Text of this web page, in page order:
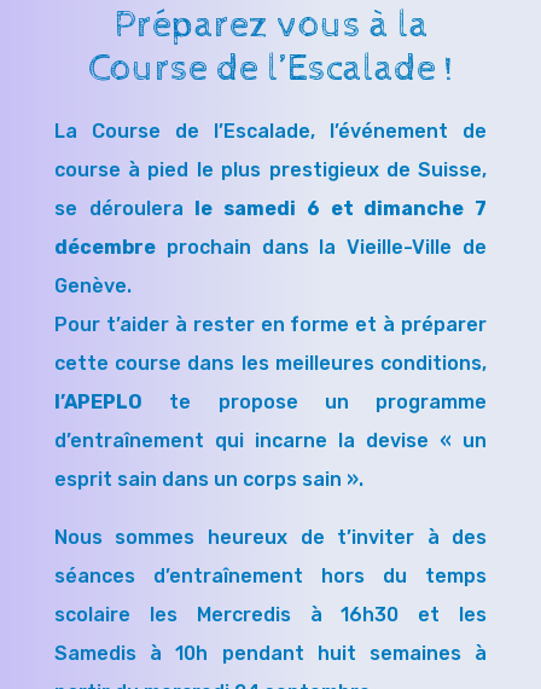
Préparez vous à la
Course de l’Escalade !
La Course de l’Escalade, l’événement de
course à pied le plus prestigieux de Suisse,
se déroulera le samedi 6 et dimanche 7
décembreprochain dans la Vieille-Ville de
Genève.
Pour t’aider à rester en forme et à préparer
cette course dans les meilleures conditions,
l’APEPLO te propose un programme
d’entraînement qui incarne la devise « un
esprit sain dans un corps sain ».
Nous sommes heureux de t’inviter à des
séances d’entraînement hors du temps
scolaire les Mercredis à 16h30 et les
Samedis à 10h pendant huit semaines à